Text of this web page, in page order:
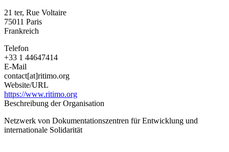
Dokumentationsnetzwerk
21 ter, Rue Voltaire
75011 Paris
Frankreich
Telefon
+33 1 44647414
E-Mail
contact[at]ritimo.org
Website/URL
https://www.ritimo.org
Beschreibung der Organisation
Netzwerk von Dokumentationszentren für Entwicklung und
internationale Solidarität